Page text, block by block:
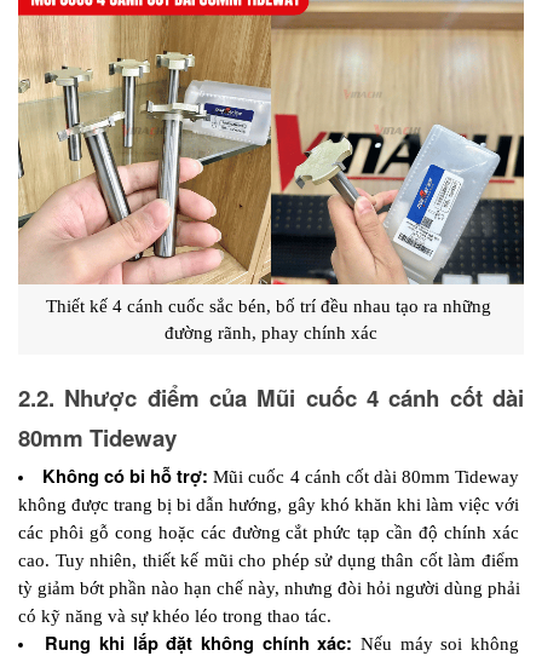
Thiết kế 4 cánh cuốc sắc bén, bố trí đều nhau tạo ra những
đường rãnh, phay chính xác
2.2. Nhược điểm của Mũi cuốc 4 cánh cốt dài
80mm Tideway
Không có bi hỗ trợ: Mũi cuốc 4 cánh cốt dài 80mm Tideway
không được trang bị bi dẫn hướng, gây khó khăn khi làm việc với
các phôi gỗ cong hoặc các đường cắt phức tạp cần độ chính xác
cao. Tuy nhiên, thiết kế mũi cho phép sử dụng thân cốt làm điểm
tỳ giảm bớt phần nào hạn chế này, nhưng đòi hỏi người dùng phải
có kỹ năng và sự khéo léo trong thao tác.
Rung khi lắp đặt không chính xác: Nếu máy soi không